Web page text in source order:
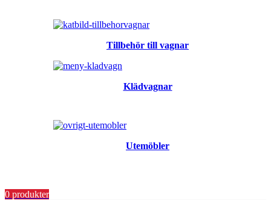
Tillbehör till vagnar
Klädvagnar
Utemöbler
0 produkter